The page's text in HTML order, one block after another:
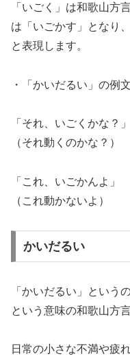
「いごく」は和歌山方
は「いごかす」となり
と表現します。
・「かいだるい」の例文
「それ、いごくかな？」
（それ動くのかな？）
「これ、いごかんよ」
（これ動かないよ）
かいだるい
「かいだるい」という
という意味の和歌山方言
日常の小さな不満や疲